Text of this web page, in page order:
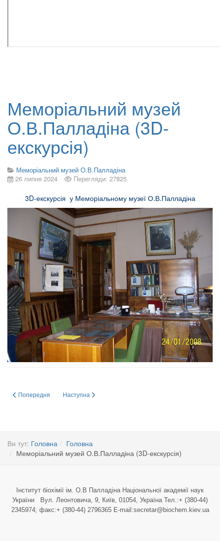
Меморіальний музей
О.В.Палладіна (3D-
екскурсія)
Меморіальний музей О.В.Палладіна
26 липня 2024
Перегляди: 27825
3D-екскурсія у Меморіальному музеї О.В.Палладіна
Попередня стаття: Меморіальний музей О.В.Палладіна
Попередня Наступна стаття: ЗУСТРІЧ З ПОЛОМ НЕРСОМ
Наступна
Ви тут: Головна
Головна
Меморіальний музей О.В.Палладіна (3D-екскурсія)
Інститут біохімії ім. О.В Палладіна Національної академії наук
України Вул. Леонтовича, 9, Київ, 01054, Україна Тел.:+ (380-44)
2345974; факс:+ (380-44) 2796365 E-mail:secretar@biochem.kiev.ua